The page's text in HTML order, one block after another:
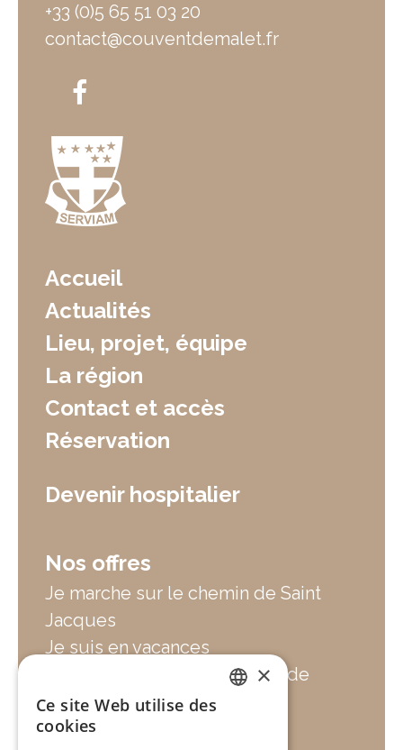
+33 (0)5 65 51 03 20
contact@couventdemalet.fr
Accueil
Actualités
Lieu, projet, équipe
La région
Contact et accès
Réservation
Devenir hospitalier
Nos offres
Je marche sur le chemin de Saint
Jacques
Je suis en vacances
Je cherche un hébergement de
groupe
Je cherche un lieu de
×
Ce site Web utilise des
cookies